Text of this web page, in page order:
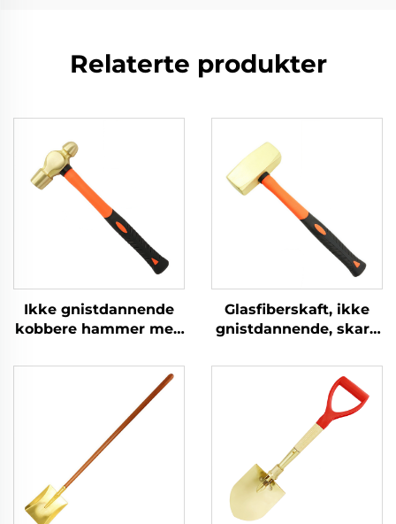
Relaterte produkter
Ikke gnistdannende
kobbere hammer med
ballpene hammer til
eksplosive steder
Glasfiberskaft, ikke
gnistdannende, skarp
sleggehammer av
tysk type for bruk i
brennbare og
eksplosive miljøer